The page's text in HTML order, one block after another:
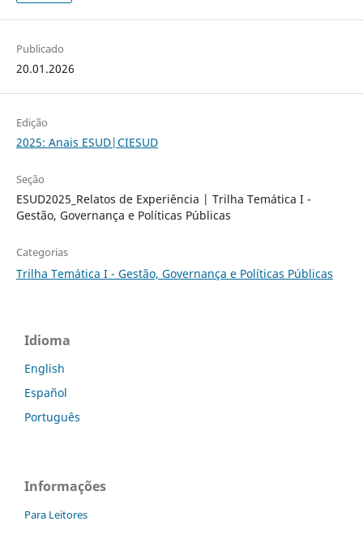
Publicado
20.01.2026
Edição
2025: Anais ESUD|CIESUD
Seção
ESUD2025_Relatos de Experiência | Trilha Temática I -
Gestão, Governança e Políticas Públicas
Categorias
Trilha Temática I - Gestão, Governança e Políticas Públicas
Idioma
English
Español
Português
Informações
Para Leitores